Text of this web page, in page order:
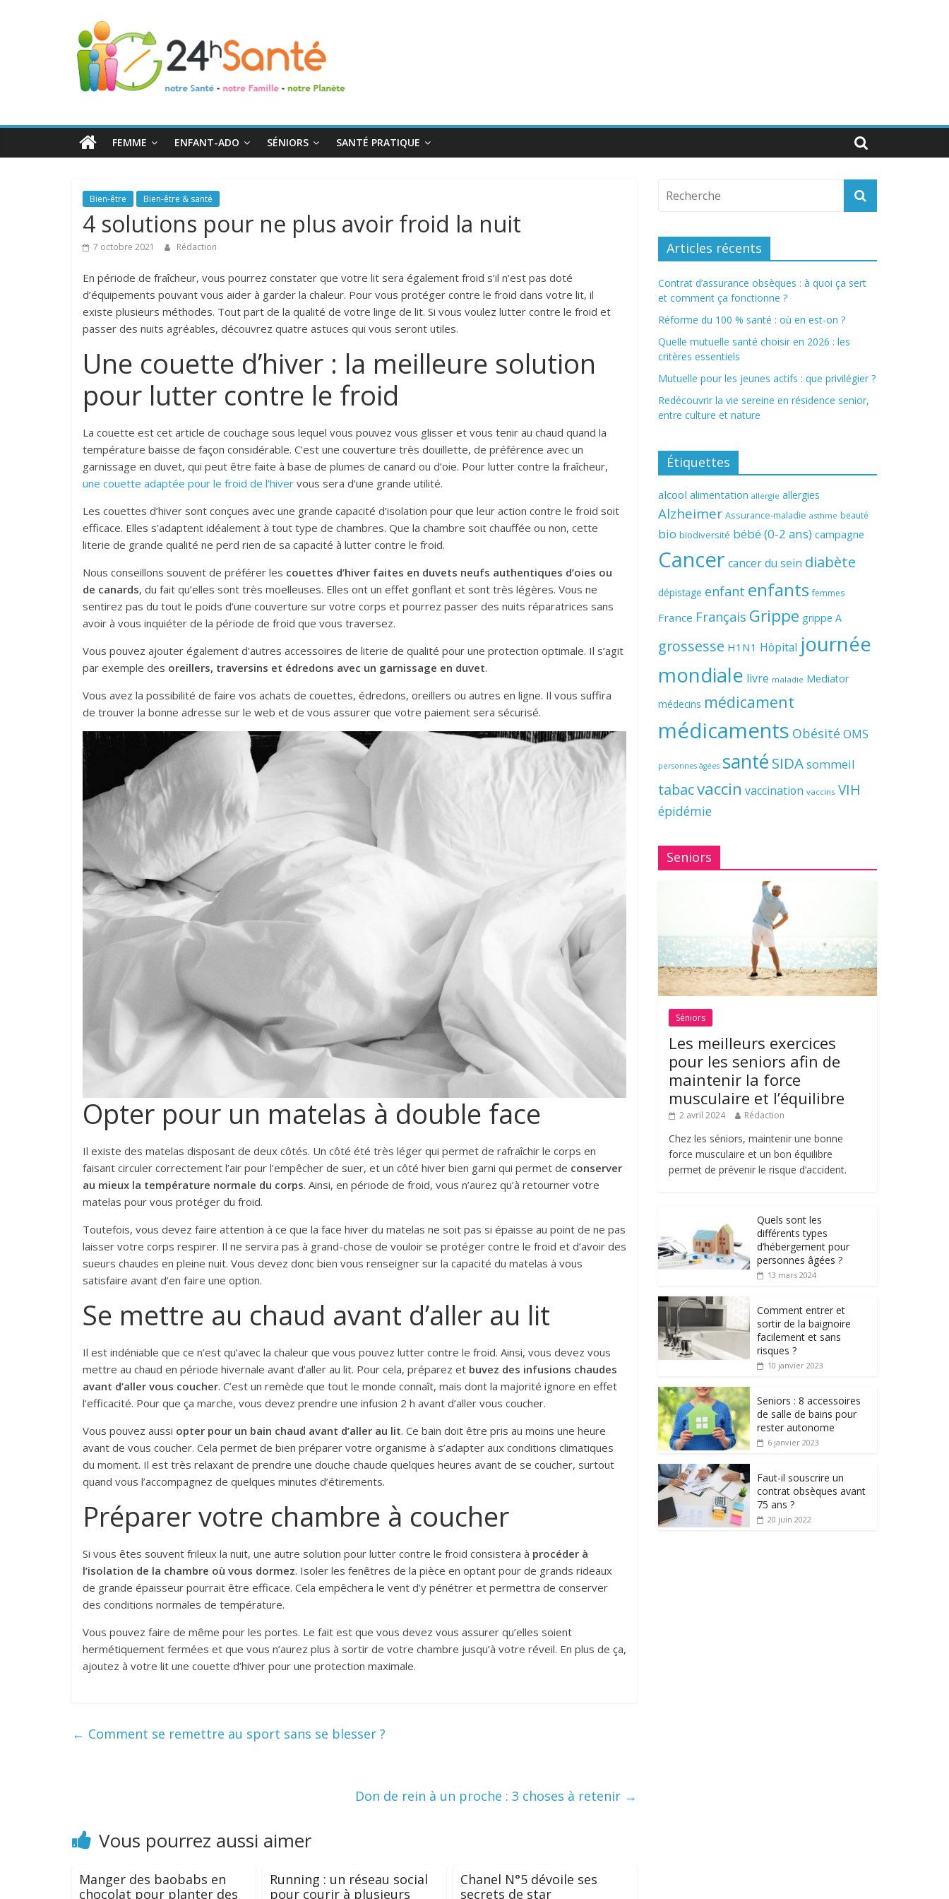
24h
Santé
toute
FEMME ENFANT-ADO SÉNIORS SANTÉ PRATIQUE
Bien-être Bien-être & santé
4 solutions pour ne plus avoir froid la nuit
7 octobre 2021 Rédaction
En période de fraîcheur, vous pourrez constater que votre lit sera également froid s’il n’est pas doté
d’équipements pouvant vous aider à garder la chaleur. Pour vous protéger contre le froid dans votre lit, il
existe plusieurs méthodes. Tout part de la qualité de votre linge de lit. Si vous voulez lutter contre le froid et
passer des nuits agréables, découvrez quatre astuces qui vous seront utiles.
Une couette d’hiver : la meilleure solution
pour lutter contre le froid
La couette est cet article de couchage sous lequel vous pouvez vous glisser et vous tenir au chaud quand la
température baisse de façon considérable. C’est une couverture très douillette, de préférence avec un
garnissage en duvet, qui peut être faite à base de plumes de canard ou d’oie. Pour lutter contre la fraîcheur,
une couette adaptée pour le froid de l’hiver vous sera d’une grande utilité.
Les couettes d’hiver sont conçues avec une grande capacité d’isolation pour que leur action contre le froid soit
efficace. Elles s’adaptent idéalement à tout type de chambres. Que la chambre soit chauffée ou non, cette
literie de grande qualité ne perd rien de sa capacité à lutter contre le froid.
Nous conseillons souvent de préférer les couettes d’hiver faites en duvets neufs authentiques d’oies ou
de canards, du fait qu’elles sont très moelleuses. Elles ont un effet gonflant et sont très légères. Vous ne
sentirez pas du tout le poids d’une couverture sur votre corps et pourrez passer des nuits réparatrices sans
avoir à vous inquiéter de la période de froid que vous traversez.
Vous pouvez ajouter également d’autres accessoires de literie de qualité pour une protection optimale. Il s’agit
par exemple des oreillers, traversins et édredons avec un garnissage en duvet.
Vous avez la possibilité de faire vos achats de couettes, édredons, oreillers ou autres en ligne. Il vous suffira
de trouver la bonne adresse sur le web et de vous assurer que votre paiement sera sécurisé.
Opter pour un matelas à double face
Il existe des matelas disposant de deux côtés. Un côté été très léger qui permet de rafraîchir le corps en
faisant circuler correctement l’air pour l’empêcher de suer, et un côté hiver bien garni qui permet de conserver
au mieux la température normale du corps. Ainsi, en période de froid, vous n’aurez qu’à retourner votre
matelas pour vous protéger du froid.
Toutefois, vous devez faire attention à ce que la face hiver du matelas ne soit pas si épaisse au point de ne pas
laisser votre corps respirer. Il ne servira pas à grand-chose de vouloir se protéger contre le froid et d’avoir des
sueurs chaudes en pleine nuit. Vous devez donc bien vous renseigner sur la capacité du matelas à vous
satisfaire avant d’en faire une option.
Se mettre au chaud avant d’aller au lit
Il est indéniable que ce n’est qu’avec la chaleur que vous pouvez lutter contre le froid. Ainsi, vous devez vous
mettre au chaud en période hivernale avant d’aller au lit. Pour cela, préparez et buvez des infusions chaudes
avant d’aller vous coucher. C’est un remède que tout le monde connaît, mais dont la majorité ignore en effet
l’efficacité. Pour que ça marche, vous devez prendre une infusion 2 h avant d’aller vous coucher.
Vous pouvez aussi opter pour un bain chaud avant d’aller au lit. Ce bain doit être pris au moins une heure
avant de vous coucher. Cela permet de bien préparer votre organisme à s’adapter aux conditions climatiques
du moment. Il est très relaxant de prendre une douche chaude quelques heures avant de se coucher, surtout
quand vous l’accompagnez de quelques minutes d’étirements.
Préparer votre chambre à coucher
Si vous êtes souvent frileux la nuit, une autre solution pour lutter contre le froid consistera à procéder à
l’isolation de la chambre où vous dormez. Isoler les fenêtres de la pièce en optant pour de grands rideaux
de grande épaisseur pourrait être efficace. Cela empêchera le vent d’y pénétrer et permettra de conserver
des conditions normales de température.
Vous pouvez faire de même pour les portes. Le fait est que vous devez vous assurer qu’elles soient
hermétiquement fermées et que vous n’aurez plus à sortir de votre chambre jusqu’à votre réveil. En plus de ça,
ajoutez à votre lit une couette d’hiver pour une protection maximale.
← Comment se remettre au sport sans se blesser ?
Don de rein à un proche : 3 choses à retenir →
Vous pourrez aussi aimer
Manger des baobabs en
chocolat pour planter des
Running : un réseau social
pour courir à plusieurs
Chanel N°5 dévoile ses
secrets de star
Articles récents
Contrat d’assurance obsèques : à quoi ça sert
et comment ça fonctionne ?
Réforme du 100 % santé : où en est-on ?
Quelle mutuelle santé choisir en 2026 : les
critères essentiels
Mutuelle pour les jeunes actifs : que privilégier ?
Redécouvrir la vie sereine en résidence senior,
entre culture et nature
Étiquettes
alcool alimentation allergie allergies
Alzheimer Assurance-maladie asthme beauté
bio biodiversité bébé (0-2 ans) campagne
Cancer cancer du sein diabète
dépistage enfant enfants femmes
France Français Grippe grippe A
grossesse H1N1 Hôpital journée
mondiale livre maladie Mediator
médecins médicament
médicaments Obésité OMS
personnes âgées santé SIDAsommeil
tabacvaccin vaccination vaccins VIH
épidémie
Seniors
Séniors
Les meilleurs exercices
pour les seniors afin de
maintenir la force
musculaire et l’équilibre
2 avril 2024 Rédaction
Chez les séniors, maintenir une bonne
force musculaire et un bon équilibre
permet de prévenir le risque d’accident.
Quels sont les
différents types
d’hébergement pour
personnes âgées ?
13 mars 2024
Comment entrer et
sortir de la baignoire
facilement et sans
risques ?
10 janvier 2023
Seniors : 8 accessoires
de salle de bains pour
rester autonome
6 janvier 2023
Faut-il souscrire un
contrat obsèques avant
75 ans ?
20 juin 2022